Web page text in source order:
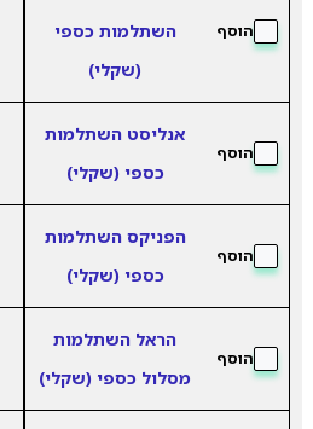
הוסף
השתלמות כספי
(שקלי)
הוסף
אנליסט השתלמות
כספי (שקלי)
הוסף
הפניקס השתלמות
כספי (שקלי)
הוסף
הראל השתלמות
מסלול כספי (שקלי)